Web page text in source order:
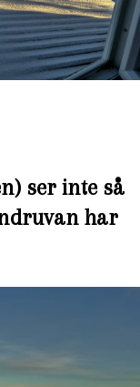
ser inte så
har